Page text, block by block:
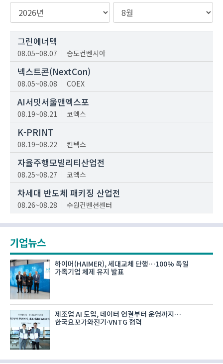
그린에너텍
08.05~08.07 송도컨벤시아
넥스트콘(NextCon)
08.05~08.08 COEX
AI서밋서울앤엑스포
08.19~08.21 코엑스
K-PRINT
08.19~08.22 킨텍스
자율주행모빌리티산업전
08.25~08.27 코엑스
차세대 반도체 패키징 산업전
08.26~08.28 수원컨벤션센터
기업뉴스
하이머(HAIMER), 세대교체 단행…100% 독일
가족기업 체제 유지 발표
제조업 AI 도입, 데이터 연결부터 운영까지…
한국요꼬가와전기·VNTG 협력